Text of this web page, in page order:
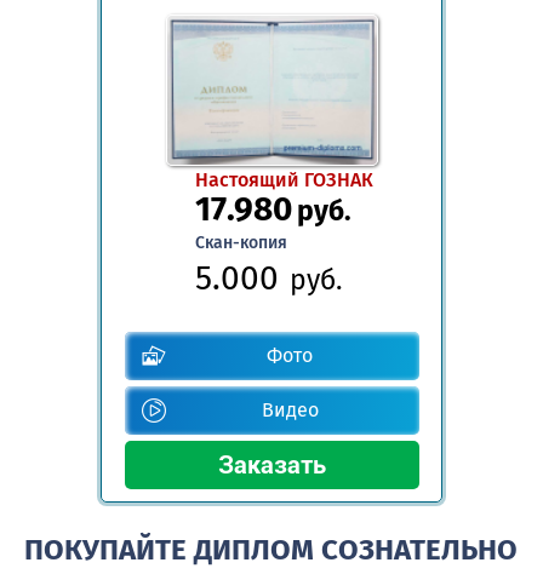
Настоящий ГОЗНАК
17.980руб.
Скан-копия
5.000 руб.
Фото
Видео
ПОКУПАЙТЕ ДИПЛОМ СОЗНАТЕЛЬНО